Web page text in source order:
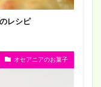
レシピ
オセアニアのお菓子